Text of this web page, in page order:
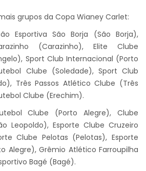
grupos da Copa Wianey Carlet:
Esportiva São Borja (São Borja),
(Carazinho), Elite Clube
Sport Club Internacional (Porto
Clube (Soledade), Sport Club
Três Passos Atlético Clube (Três
Clube (Erechim).
Clube (Porto Alegre), Clube
Leopoldo), Esporte Clube Cruzeiro
Clube Pelotas (Pelotas), Esporte
Alegre), Grêmio Atlético Farroupilha
Bagé (Bagé).